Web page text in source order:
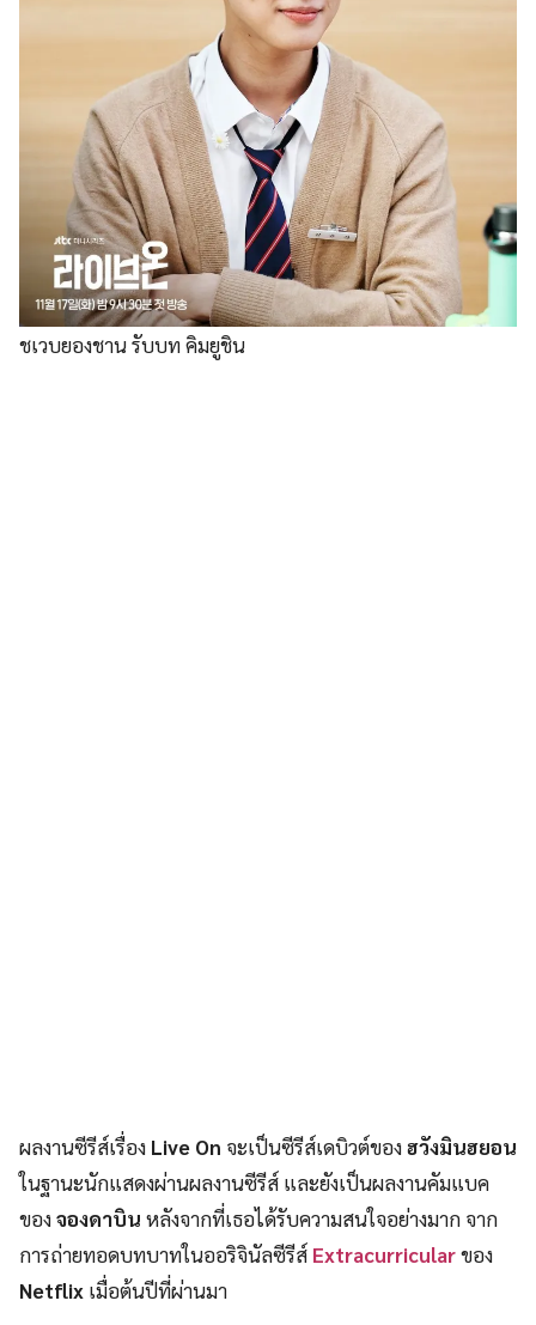
ชเวบยองชาน รับบท คิมยูชิน
ผลงานซีรีส์เรื่อง Live On จะเป็นซีรีส์เดบิวต์ของฮวังมินฮยอน
ในฐานะนักแสดงผ่านผลงานซีรีส์ และยังเป็นผลงานคัมแบค
ของจองดาบิน หลังจากที่เธอได้รับความสนใจอย่างมาก จาก
การถ่ายทอดบทบาทในออริจินัลซีรีส์ Extracurricularของ
Netflix เมื่อต้นปีที่ผ่านมา